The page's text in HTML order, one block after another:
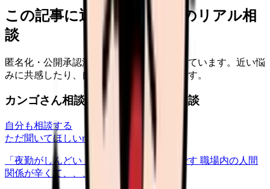
この記事に近い看護師さんのリアル相
談
匿名化・公開承認済みの本音だけを表示しています。近い悩
みに共感したり、自分の状況を投稿できます。
カンゴさん相談室から共有された相談
自分も相談する
ただ聞いてほしいrelationships 2026/6/13
「夜勤がしんどい」について相談したいです 職場内の人間
関係が辛くて、、、